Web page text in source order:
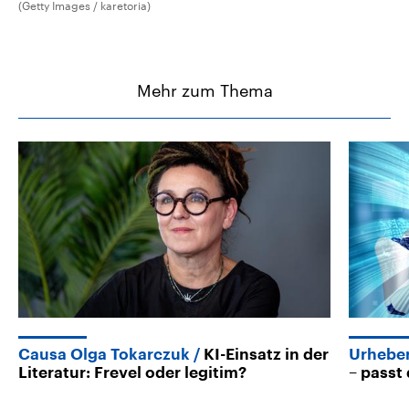
(Getty Images / karetoria)
Mehr zum Thema
Causa Olga Tokarczuk
KI-Einsatz in der
Literatur: Frevel oder legitim?
– passt